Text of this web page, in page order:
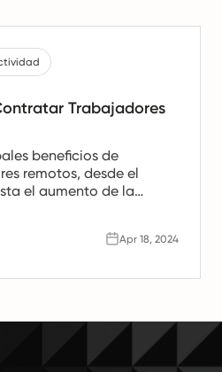
Trabajadores
beneficios de
remotos, desde el
el aumento de la
del trabajo.
Apr 18, 2024